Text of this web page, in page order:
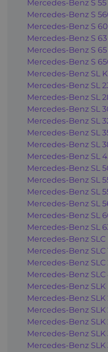
Mercedes-Benz S 55
Mercedes-Benz S
Mercedes-Benz S
Mercedes-Benz S 63
Mercedes-Benz S 65
Mercedes-Benz S
Mercedes-Benz SL
Mercedes-Benz SL
Mercedes-Benz SL
Mercedes-Benz SL
Mercedes-Benz SL
Mercedes-Benz SL
Mercedes-Benz SL
Mercedes-Benz SL
Mercedes-Benz SL
Mercedes-Benz SL
Mercedes-Benz SL
Mercedes-Benz SL
Mercedes-Benz SL
Mercedes-Benz SL
Mercedes-Benz SLC
Mercedes-Benz SLC
Mercedes-Benz SLC
Mercedes-Benz SLC
Mercedes-Benz SLK
Mercedes-Benz SLK
Mercedes-Benz SLK
Mercedes-Benz SLK
Mercedes-Benz SLK
Mercedes-Benz SLK